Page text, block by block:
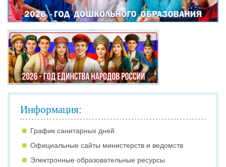
Информация:
График санитарных дней
Официальные сайты министерств и ведомств
Электронные образовательные ресурсы